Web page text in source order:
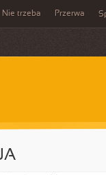
Nie trzeba Przerwa